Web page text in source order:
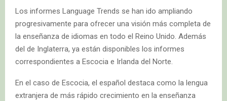
Los informes Language Trends se han ido ampliando
progresivamente para ofrecer una visión más completa de
la enseñanza de idiomas en todo el Reino Unido. Además
del de Inglaterra, ya están disponibles los informes
correspondientes a Escocia e Irlanda del Norte.
En el caso de Escocia, el español destaca como la lengua
extranjera de más rápido crecimiento en la enseñanza